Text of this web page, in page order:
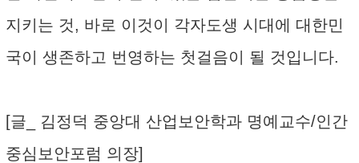
지키는 것, 바로 이것이 각자도생 시대에 대한민
국이 생존하고 번영하는 첫걸음이 될 것입니다.
[글_ 김정덕 중앙대 산업보안학과 명예교수/인간
중심보안포럼 의장]